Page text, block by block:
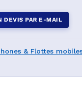
DEVIS PAR E-MAIL
& Flottes